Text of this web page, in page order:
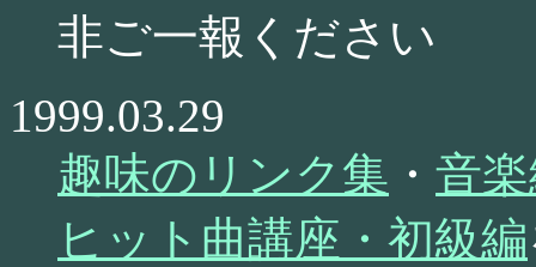
非ご一報ください
1999.03.29
趣味のリンク集 ・ 音
ヒット曲講座・初級編